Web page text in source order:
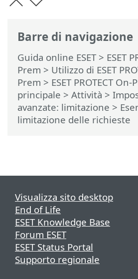
Barre di navigazione
Guida online ESET> ESET
Prem > Utilizzo di ESET
Prem > ESET PROTECT
principale > Attività >
avanzate: limitazione >
limitazione delle richieste
Visualizza sito desktop
End of Life
ESET Knowledge Base
Forum ESET
ESET Status Portal
Supporto regionale